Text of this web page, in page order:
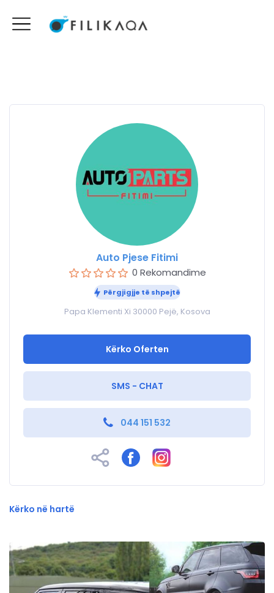
Auto Pjese Fitimi
0 Rekomandime
Përgjigjje të shpejtë
Papa Klementi Xi 30000 Pejë, Kosova
Kërko Oferten
SMS - CHAT
044 151 532
Kërko në hartë